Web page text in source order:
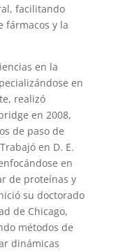
facilitando
fármacos y la
en la
en
realizó
en 2008,
de paso de
en D. E.
en
de proteínas y
su doctorado
de Chicago,
métodos de
dinámicas